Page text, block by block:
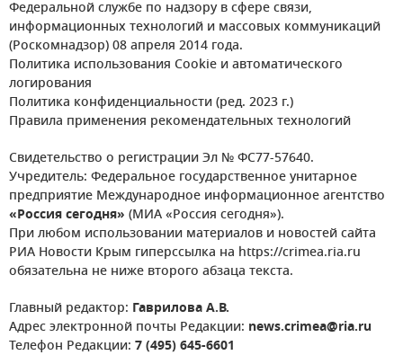
Федеральной службе по надзору в сфере связи,
информационных технологий и массовых коммуникаций
(Роскомнадзор) 08 апреля 2014 года.
Политика использования Cookie и автоматического
логирования
Политика конфиденциальности (ред. 2023 г.)
Правила применения рекомендательных технологий
Свидетельство о регистрации Эл № ФС77-57640.
Учредитель: Федеральное государственное унитарное
предприятие Международное информационное агентство
«Россия сегодня» (МИА «Россия сегодня»).
При любом использовании материалов и новостей сайта
РИА Новости Крым гиперссылка на https://crimea.ria.ru
обязательна не ниже второго абзаца текста.
Главный редактор: Гаврилова А.В.
Адрес электронной почты Редакции: news.crimea@ria.ru
Телефон Редакции: 7 (495) 645-6601